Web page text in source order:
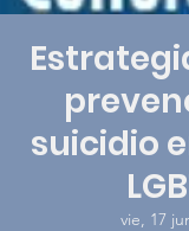
suicidio
vie, 17